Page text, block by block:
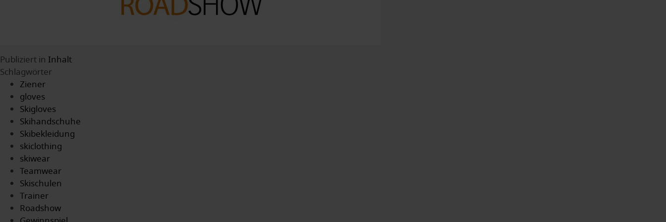
Publiziert in Inhalt
Schlagwörter
Ziener
gloves
Skigloves
Skihandschuhe
Skibekleidung
skiclothing
skiwear
Teamwear
Skischulen
Trainer
Roadshow